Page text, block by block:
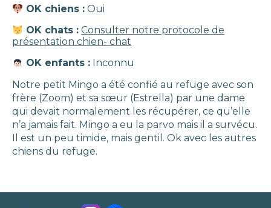
OK chiens : Oui
OK chats : Consulter notre protocole de
présentation chien- chat
OK enfants : Inconnu
Notre petit Mingo a été confié au refuge avec son
frère (Zoom) et sa sœur (Estrella) par une dame
qui devait normalement les récupérer, ce qu’elle
n’a jamais fait. Mingo a eu la parvo mais il a survécu.
Il est un peu timide, mais gentil. Ok avec les autres
chiens du refuge.